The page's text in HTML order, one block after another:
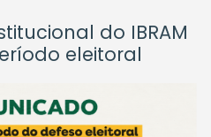
do IBRAM
eleitoral